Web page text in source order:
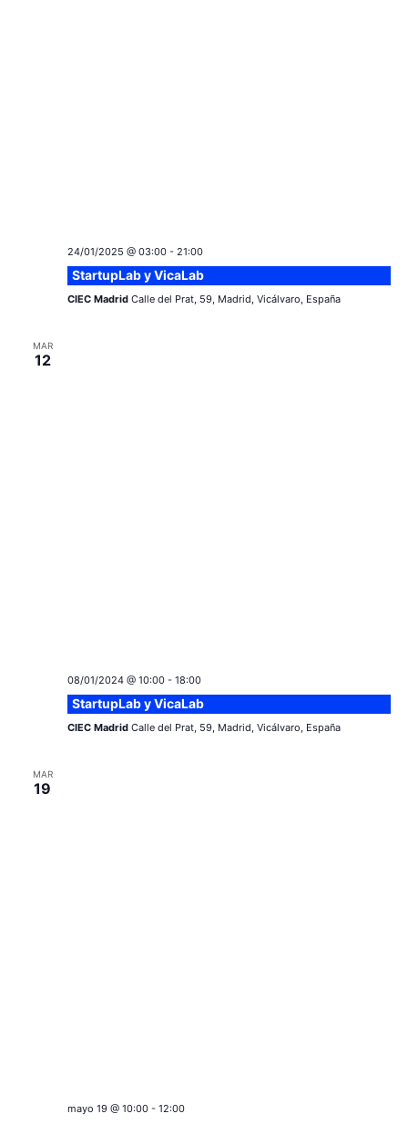
24/01/2025 @ 03:00- 21:00
StartupLab y VicaLab
CIEC Madrid Calle del Prat, 59, Madrid, Vicálvaro, España
MAR
12
08/01/2024 @ 10:00- 18:00
StartupLab y VicaLab
CIEC Madrid Calle del Prat, 59, Madrid, Vicálvaro, España
MAR
19
mayo 19 @ 10:00- 12:00